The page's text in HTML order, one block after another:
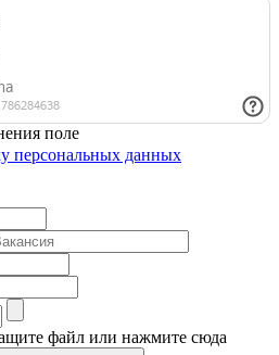
поле
персональных данных
файл или нажмите сюда